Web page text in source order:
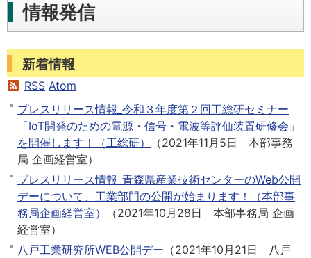
情報発信
新着情報
RSS Atom
プレスリリース情報_令和３年度第２回工総研セミナー
「IoT開発のための電源・信号・電波等評価装置研修会」
を開催します！（工総研）
（2021年11月5日
本部事務
局 企画経営室）
プレスリリース情報_青森県産業技術センターのWeb公開
デーについて、工業部門の公開が始まります！（本部事
務局企画経営室）
（2021年10月28日
本部事務局 企画
経営室）
八戸工業研究所WEB公開デー （2021年10月21日
八戸